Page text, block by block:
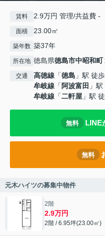
賃料 2.9万円 管理/共益費 -
面積 23.00㎡
築年数 築37年
所在地 徳島県徳島市中昭和町
交通 高徳線 「徳島 」駅 徒
牟岐線 「 阿波富田 」
牟岐線 「二軒屋 」駅
無料 LINE
無料
元木ハイツの募集中物件
2階
2.9万円
2階 / 6.95坪(23.00㎡)